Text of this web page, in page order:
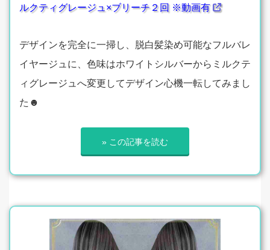
ルクティグレージュ×ブリーチ２回 ※動画有
デザインを完全に一掃し、脱白髪染め可能なフルバレ
イヤージュに、色味はホワイトシルバーからミルクテ
ィグレージュへ変更してデザイン心機一転してみまし
た☻
» この記事を読む